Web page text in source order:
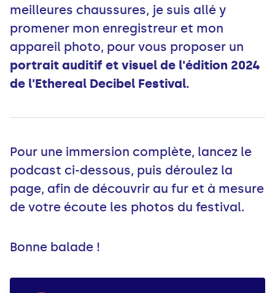
meilleures chaussures, je suis allé y
promener mon enregistreur et mon
appareil photo, pour vous proposer un
portrait auditif et visuel de l'édition 2024
de l'Ethereal Decibel Festival.
Pour une immersion complète, lancez le
podcast ci-dessous, puis déroulez la
page, afin de découvrir au fur et à mesure
de votre écoute les photos du festival.
Bonne balade !